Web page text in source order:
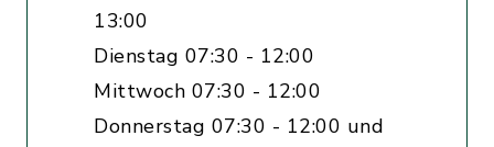
13:00
Dienstag 07:30 - 12:00
Mittwoch 07:30 - 12:00
Donnerstag 07:30 - 12:00 und